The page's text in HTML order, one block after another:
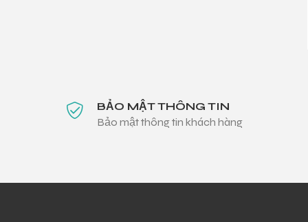
BẢO MẬT THÔNG TIN
Bảo mật thông tin khách hàng